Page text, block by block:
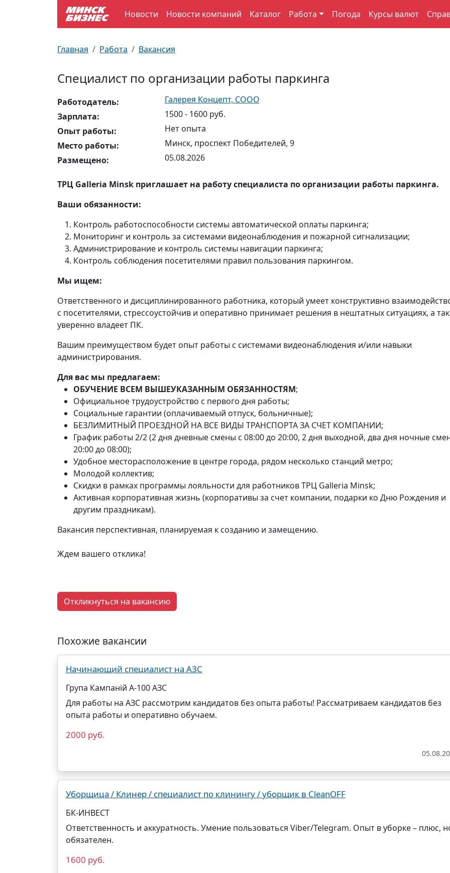
Новости Новости компаний Каталог Работа Погода Курсы валют
Главная Работа Вакансия
Специалист по организации работы паркинга
Работодатель:
Галерея Концепт, СООО
Зарплата:
1500 - 1600 руб.
Опыт работы:
Нет опыта
Место работы:
Минск, проспект Победителей, 9
Размещено:
05.08.2026
ТРЦ Galleria Minsk приглашает на работу специалиста по организации работы паркинга.
Ваши обязанности:
Контроль работоспособности системы автоматической оплаты паркинга;
Мониторинг и контроль за системами видеонаблюдения и пожарной сигнализации;
Администрирование и контроль системы навигации паркинга;
Контроль соблюдения посетителями правил пользования паркингом.
Мы ищем:
Ответственного и дисциплинированного работника, который умеет конструктивно
с посетителями, стрессоустойчив и оперативно принимает решения в нештатных ситуациях, а
уверенно владеет ПК.
Вашим преимуществом будет опыт работы с системами видеонаблюдения и/или навыки
администрирования.
Для вас мы предлагаем:
ОБУЧЕНИЕ ВСЕМ ВЫШЕУКАЗАННЫМ ОБЯЗАННОСТЯМ;
Официальное трудоустройство с первого дня работы;
Социальные гарантии (оплачиваемый отпуск, больничные);
БЕЗЛИМИТНЫЙ ПРОЕЗДНОЙ НА ВСЕ ВИДЫ ТРАНСПОРТА ЗА СЧЕТ КОМПАНИИ;
График работы 2/2 (2 дня дневные смены с 08:00 до 20:00, 2 дня выходной, два дня ночные
20:00 до 08:00);
Удобное месторасположение в центре города, рядом несколько станций метро;
Молодой коллектив;
Скидки в рамках программы лояльности для работников ТРЦ Galleria Minsk;
Активная корпоративная жизнь (корпоративы за счет компании, подарки ко Дню Рождения и
другим праздникам).
Вакансия перспективная, планируемая к созданию и замещению.
Ждем вашего отклика!
Откликнуться на вакансию
Похожие вакансии
Начинающий специалист на АЗС
Група Кампаній А-100 АЗС
Для работы на АЗС рассмотрим кандидатов без опыта работы! Рассматриваем кандидатов без
опыта работы и оперативно обучаем.
2000 руб.
Уборщица / Клинер / специалист по клинингу / уборщик в CleanOFF
БК-ИНВЕСТ
Ответственность и аккуратность. Умение пользоваться Viber/Telegram. Опыт в уборке – плюс,
обязателен.
1600 руб.
Улицы Минска
Производственный календарь
Документы для ЗАГСа
Пробки на дорогах